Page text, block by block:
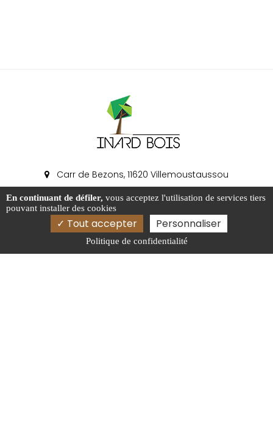
Carr de Bezons, 11620 Villemoustaussou
04 68 47 82 82
info.bois@inard-bois.com
En continuant de défiler, vous acceptez l'utilisation de services tiers
pouvant installer des cookies
Tout accepter Personnaliser
Politique de confidentialité